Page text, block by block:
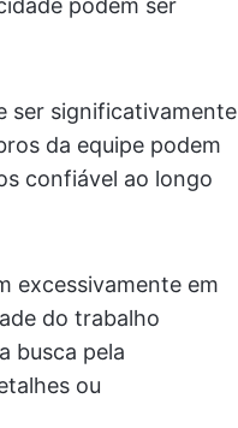
podem ser
ser significativamente
da equipe podem
confiável ao longo
excessivamente em
do trabalho
busca pela
ou